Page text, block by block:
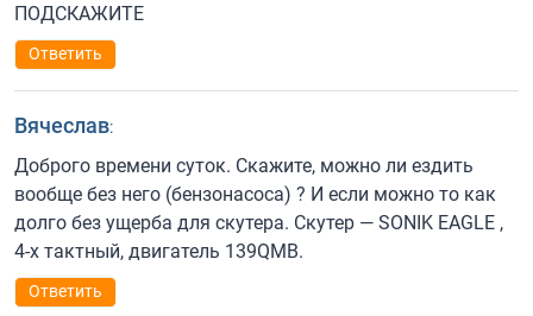
ПОДСКАЖИТЕ
Ответить
Вячеслав:
Доброго времени суток. Скажите, можно ли ездить
вообще без него (бензонасоса) ? И если можно то как
долго без ущерба для скутера. Скутер — SONIK EAGLE ,
4-х тактный, двигатель 139QMB.
Ответить